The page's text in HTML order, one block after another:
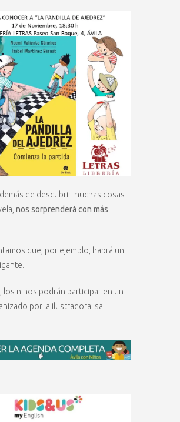
de descubrir muchas cosas
nos sorprenderá con más
que, por ejemplo, habrá un
los niños podrán participar en un
por la ilustradora Isa